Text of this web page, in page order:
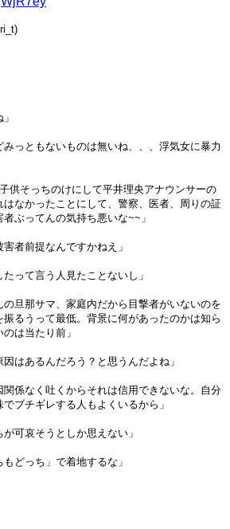
みっともないものは無いね、、、浮気女に暴力
供そっちのけにして平井理央アナウンサーの
なかったことにして、警察、医者、周りの証
ぶってんの気持ち悪いな~~」
者前提なんですかねえ」
って言う人見たことないし」
の旦那サマ、家庭内だから目撃者がいないのを
るうって最低。背景に何があったのかは知ら
は当たり前」
因はあるんだろう？と思うんだよね」
関係なく吐くからそれは信用できないな。自分
ブチギレする人もよくいるから」
可哀そうとしか思えない」
どっち」で着地するな」